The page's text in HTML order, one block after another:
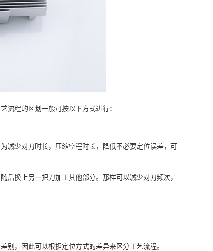
流程的区划一般可按以下方式进行：
减少对刀时长，压缩空程时长，降低不必要定位误差，可
换上另一把刀加工其他部分。那样可以减少对刀频次，
，因此可以根据定位方式的差异来区分工艺流程。